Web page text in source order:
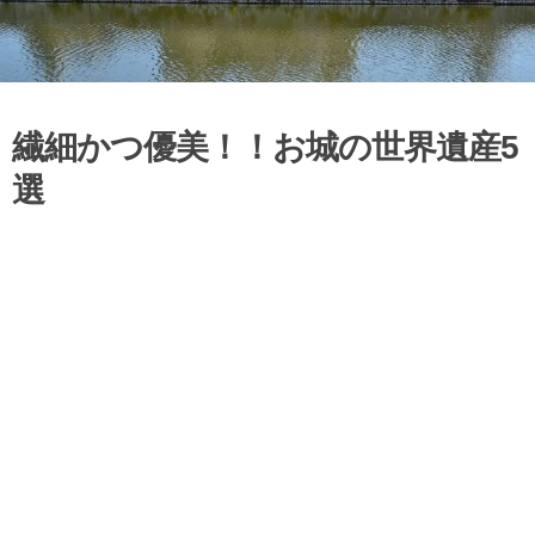
繊細かつ優美！！お城の世界遺産5
選